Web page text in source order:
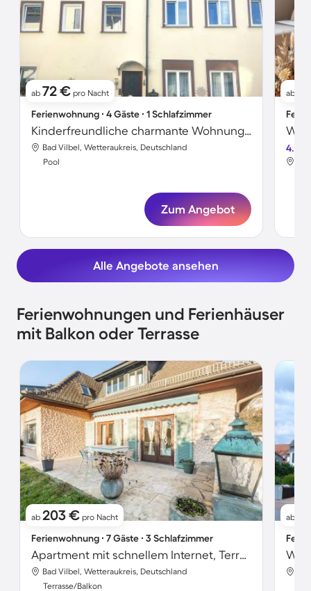
ab 72 € pro Nacht
Ferienwohnung ∙ 4 Gäste ∙ 1 Schlafzimmer
Kinderfreundliche charmante Wohnung mit beheiztem Pool und Garten | Stadtblick
Bad Vilbel, Wetteraukreis, Deutschland
Pool
Zum Angebot
ab
4.2
Alle Angebote ansehen
Ferienwohnungen und Ferienhäuser
mit Balkon oder Terrasse
ab 203 € pro Nacht
Ferienwohnung ∙ 7 Gäste ∙ 3 Schlafzimmer
Apartment mit schnellem Internet, Terrasse und Garten
Bad Vilbel, Wetteraukreis, Deutschland
Terrasse/Balkon
ab